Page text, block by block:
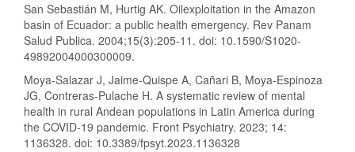
San Sebastián M, Hurtig AK. Oilexploitation in the Amazon
basin of Ecuador: a public health emergency. Rev Panam
Salud Publica. 2004;15(3):205-11. doi: 10.1590/S1020-
49892004000300009.
Moya-Salazar J, Jaime-Quispe A, Cañari B, Moya-Espinoza
JG, Contreras-Pulache H. A systematic review of mental
health in rural Andean populations in Latin America during
the COVID-19 pandemic. Front Psychiatry. 2023; 14:
1136328. doi: 10.3389/fpsyt.2023.1136328